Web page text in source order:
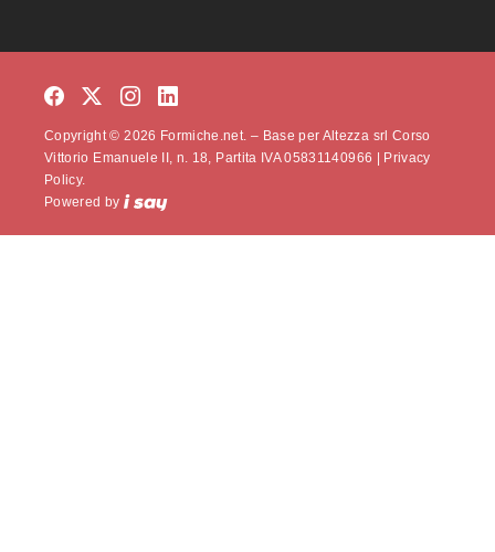
Copyright © 2026 Formiche.net. – Base per Altezza srl Corso
Vittorio Emanuele II, n. 18, Partita IVA 05831140966 |
Privacy
Policy.
Powered by